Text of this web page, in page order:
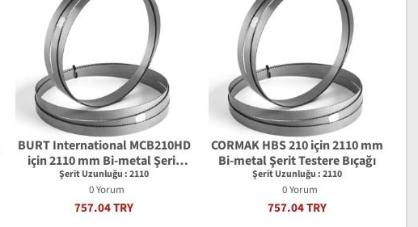
BURT International MCB210HD
için 2110 mm Bi-metal Şerit
Testere Bıçağı
Şerit Uzunluğu : 2110
0 Yorum
757.04 TRY
CORMAK HBS 210 için 2110 mm
Bi-metal Şerit Testere Bıçağı
Şerit Uzunluğu : 2110
0 Yorum
757.04 TRY